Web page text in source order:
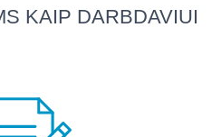
KAIP DARBDAVIUI